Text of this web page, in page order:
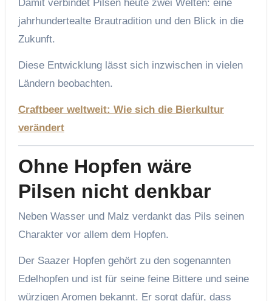
Damit verbindet Pilsen heute zwei Welten: eine
jahrhundertealte Brautradition und den Blick in die
Zukunft.
Diese Entwicklung lässt sich inzwischen in vielen
Ländern beobachten.
Craftbeer weltweit: Wie sich die Bierkultur
verändert
Ohne Hopfen wäre
Pilsen nicht denkbar
Neben Wasser und Malz verdankt das Pils seinen
Charakter vor allem dem Hopfen.
Der Saazer Hopfen gehört zu den sogenannten
Edelhopfen und ist für seine feine Bittere und seine
würzigen Aromen bekannt. Er sorgt dafür, dass